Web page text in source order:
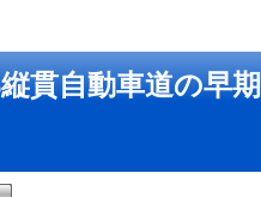
貫自動車道の早